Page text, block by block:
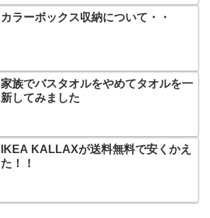
カラーボックス収納について・・
家族でバスタオルをやめてタオルを一
新してみました
IKEA KALLAXが送料無料で安くかえ
た！！